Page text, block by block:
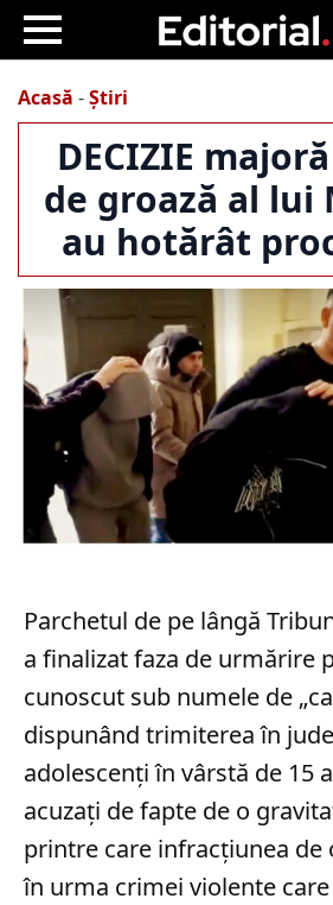
Acasă -Știri
DECIZIE
de groază al lui
au hotărât
Parchetul de pe lângă
a finalizat faza de urmărire
cunoscut sub numele de
dispunând trimiterea în
adolescenți în vârstă de 15
acuzați de fapte de o
printre care infracțiunea de
în urma crimei violente